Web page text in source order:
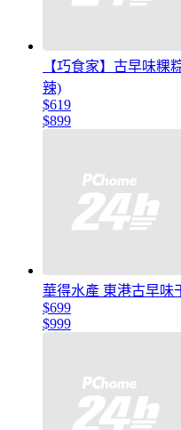
【巧食家】古早味粿
辣)
$619
$899
華得水產 東港古早味
$699
$999